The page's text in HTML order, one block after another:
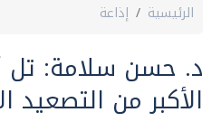
الرئيسية إذاعة
د. حسن سلامة: تل
الأكبر من التصعيد